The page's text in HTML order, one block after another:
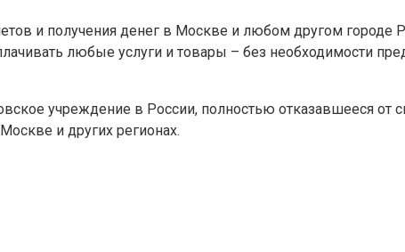
и получения денег в Москве и любом другом городе
любые услуги и товары – без необходимости
учреждение в России, полностью отказавшееся от
и других регионах.